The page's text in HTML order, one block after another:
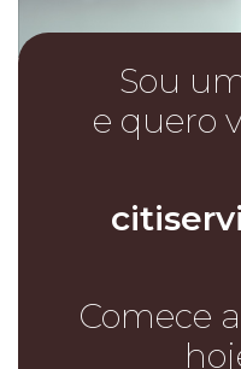
Sou
e quero
citiservi
Comece